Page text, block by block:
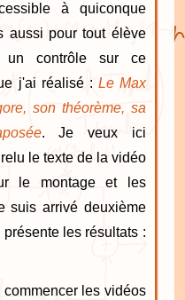
à quiconque
aussi pour tout élève
un contrôle sur ce
j'ai réalisé : Le Max
son théorème, sa
. Je veux ici
le texte de la vidéo
le montage et les
suis arrivé deuxième
les résultats :
les vidéos